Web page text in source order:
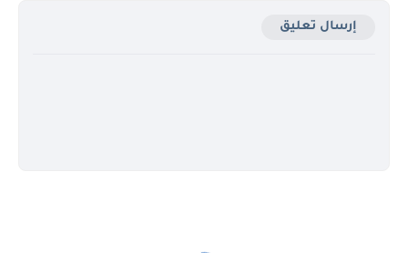
إرسال تعليق